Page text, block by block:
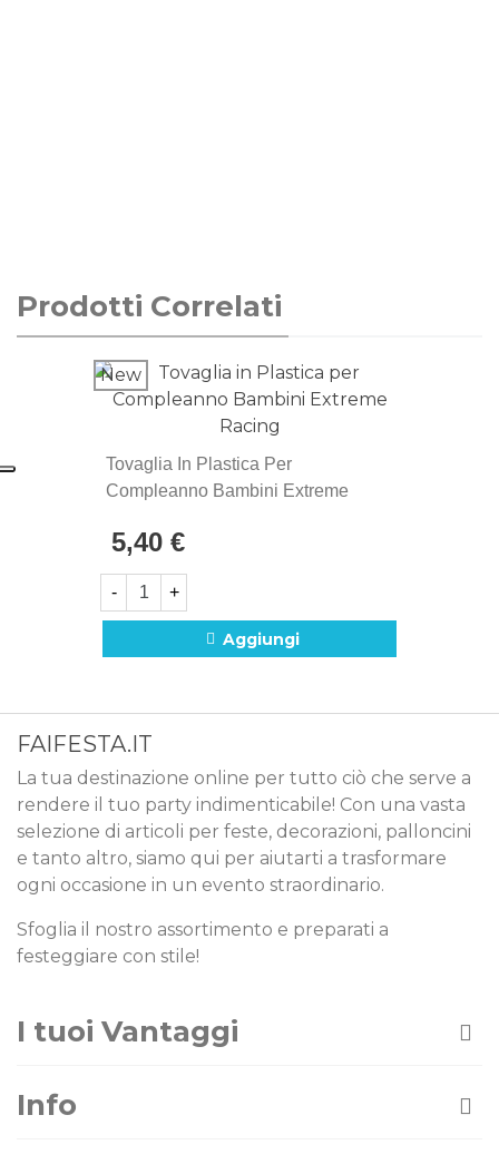
Prodotti Correlati
New
Tovaglia In Plastica Per
Compleanno Bambini Extreme
5,40 €
- +
Aggiungi
FAIFESTA.IT
La tua destinazione online per tutto ciò che serve a
rendere il tuo party indimenticabile! Con una vasta
selezione di articoli per feste, decorazioni, palloncini
e tanto altro, siamo qui per aiutarti a trasformare
ogni occasione in un evento straordinario.
Sfoglia il nostro assortimento e preparati a
festeggiare con stile!
I tuoi Vantaggi
Info